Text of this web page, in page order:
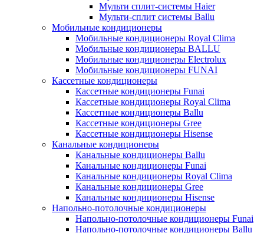
Мульти сплит-системы Haier
Мульти-сплит системы Ballu
Мобильные кондиционеры
Мобильные кондиционеры Royal Clima
Мобильные кондиционеры BALLU
Мобильные кондиционеры Electrolux
Мобильные кондиционеры FUNAI
Кассетные кондиционеры
Кассетные кондиционеры Funai
Кассетные кондиционеры Royal Clima
Кассетные кондиционеры Ballu
Кассетные кондиционеры Gree
Кассетные кондиционеры Hisense
Канальные кондиционеры
Канальные кондиционеры Ballu
Канальные кондиционеры Funai
Канальные кондиционеры Royal Clima
Канальные кондиционеры Gree
Канальные кондиционеры Hisense
Напольно-потолочные кондиционеры
Напольно-потолочные кондиционеры Funai
Напольно-потолочные кондиционеры Ballu